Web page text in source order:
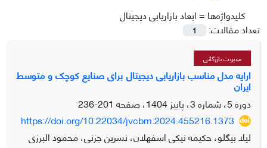
کلیدواژه‌ها =ابعاد بازاریابی دیجیتال
تعداد مقالات:
1
مدیریت بازرگانی
ارایه مدل مناسب بازاریابی دیجیتال برای صنایع کوچک و متوسط
ایران
دوره 5، شماره 3، پاییز 1404، صفحه
201-236
https://doi.org/10.22034/jvcbm.2024.455216.1373
لیلا بیگلو، حکیمه نیکی اسفهلان، نسرین جزنی، محمود البرزی